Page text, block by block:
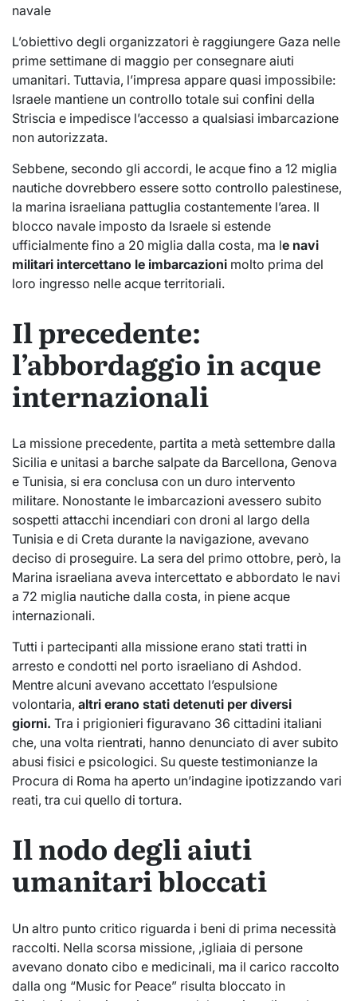
navale
L’obiettivo degli organizzatori è raggiungere Gaza nelle
prime settimane di maggio per consegnare aiuti
umanitari. Tuttavia, l’impresa appare quasi impossibile:
Israele mantiene un controllo totale sui confini della
Striscia e impedisce l’accesso a qualsiasi imbarcazione
non autorizzata.
Sebbene, secondo gli accordi, le acque fino a 12 miglia
nautiche dovrebbero essere sotto controllo palestinese,
la marina israeliana pattuglia costantemente l’area. Il
blocco navale imposto da Israele si estende
ufficialmente fino a 20 miglia dalla costa, ma le navi
militari intercettano le imbarcazioni molto prima del
loro ingresso nelle acque territoriali.
Il precedente:
l’abbordaggio in acque
internazionali
La missione precedente, partita a metà settembre dalla
Sicilia e unitasi a barche salpate da Barcellona, Genova
e Tunisia, si era conclusa con un duro intervento
militare. Nonostante le imbarcazioni avessero subito
sospetti attacchi incendiari con droni al largo della
Tunisia e di Creta durante la navigazione, avevano
deciso di proseguire. La sera del primo ottobre, però, la
Marina israeliana aveva intercettato e abbordato le navi
a 72 miglia nautiche dalla costa, in piene acque
internazionali.
Tutti i partecipanti alla missione erano stati tratti in
arresto e condotti nel porto israeliano di Ashdod.
Mentre alcuni avevano accettato l’espulsione
volontaria, altri erano stati detenuti per diversi
giorni. Tra i prigionieri figuravano 36 cittadini italiani
che, una volta rientrati, hanno denunciato di aver subito
abusi fisici e psicologici. Su queste testimonianze la
Procura di Roma ha aperto un’indagine ipotizzando vari
reati, tra cui quello di tortura.
Il nodo degli aiuti
umanitari bloccati
Un altro punto critico riguarda i beni di prima necessità
raccolti. Nella scorsa missione, ,igliaia di persone
avevano donato cibo e medicinali, ma il carico raccolto
dalla ong “Music for Peace” risulta bloccato in